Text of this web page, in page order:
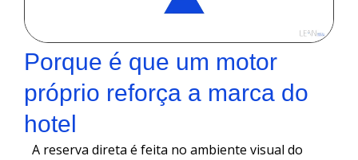
Porque é que um motor
próprio reforça a marca do
hotel
A reserva direta é feita no ambiente visual do